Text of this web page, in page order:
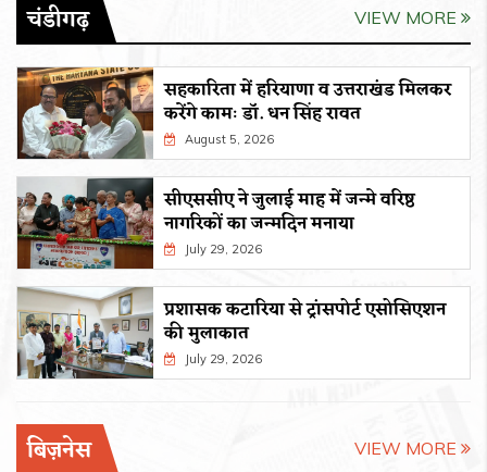
चंडीगढ़ VIEW MORE
सहकारिता में हरियाणा व उत्तराखंड मिलकर
करेंगे कामः डाॅ. धन सिंह रावत
August 5, 2026
सीएससीए ने जुलाई माह में जन्मे वरिष्ठ
नागरिकों का जन्मदिन मनाया
July 29, 2026
प्रशासक कटारिया से ट्रांसपोर्ट एसोसिएशन
की मुलाकात
July 29, 2026
बिज़नेस VIEW MORE